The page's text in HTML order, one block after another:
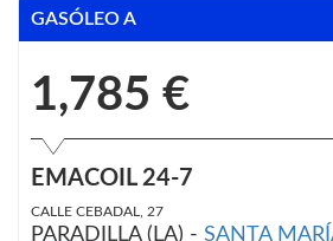
GASÓLEO A
1,785 €
EMACOIL 24-7
CALLE CEBADAL, 27
PARADILLA (LA) - SANTA